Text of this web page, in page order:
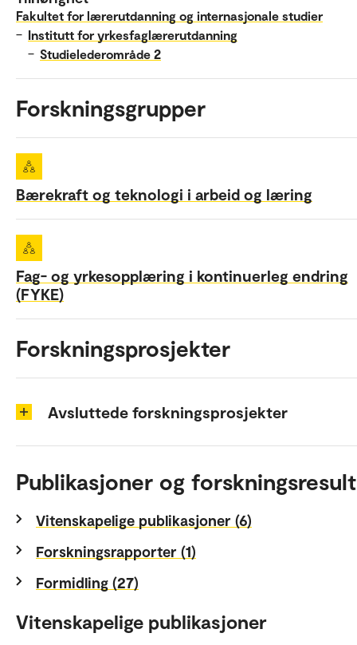
Fakultet for lærerutdanning og internasjonale studier
– Institutt for yrkesfaglærerutdanning
– Studielederområde 2
Forskningsgrupper
Bærekraft og teknologi i arbeid og læring
Fag- og yrkesopplæring i kontinuerleg endring
(FYKE)
Forskningsprosjekter
Avsluttede forskningsprosjekter
Publikasjoner og
Vitenskapelige publikasjoner (6)
Forskningsrapporter (1)
Formidling (27)
Vitenskapelige publikasjoner